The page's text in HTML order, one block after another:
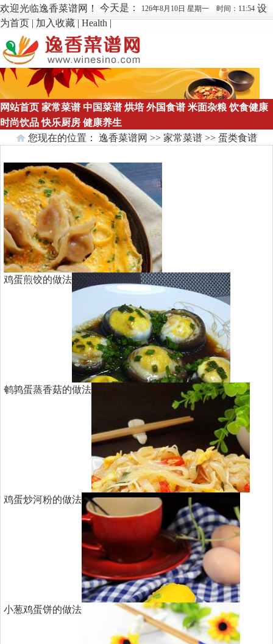
欢迎光临逸香菜谱网！ 今天是： 126年8月10日 星期一 时间：11:54 设
为首页|加入收藏|Health|
网站首页 家常菜谱 中国菜谱 烘培 外国食谱 米面杂粮 饮食健康
时尚饮品 快乐厨房 健康养生
您现在的位置： 逸香菜谱网 >> 家常菜谱 >> 蛋类食谱
鸡蛋煎饺的做法
鹌鹑蛋蒸香菇的做法
鸡蛋炒河粉的做法
小葱鸡蛋饼的做法